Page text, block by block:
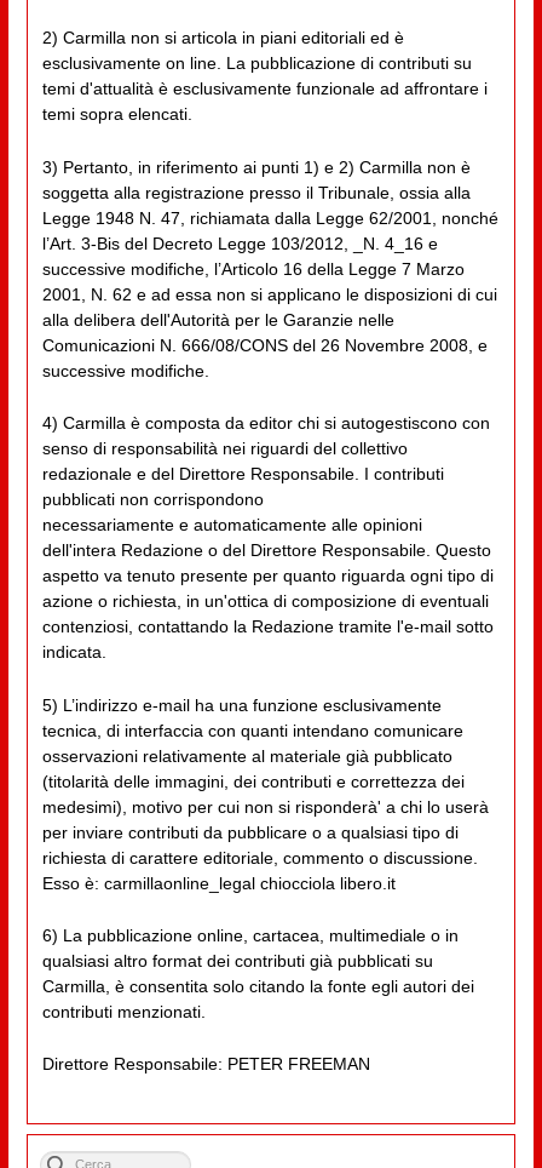
2) Carmilla non si articola in piani editoriali ed è
esclusivamente on line. La pubblicazione di contributi su
temi d'attualità è esclusivamente funzionale ad affrontare i
temi sopra elencati.
3) Pertanto, in riferimento ai punti 1) e 2) Carmilla non è
soggetta alla registrazione presso il Tribunale, ossia alla
Legge 1948 N. 47, richiamata dalla Legge 62/2001, nonché
l’Art. 3-Bis del Decreto Legge 103/2012, _N. 4_16 e
successive modifiche, l’Articolo 16 della Legge 7 Marzo
2001, N. 62 e ad essa non si applicano le disposizioni di cui
alla delibera dell'Autorità per le Garanzie nelle
Comunicazioni N. 666/08/CONS del 26 Novembre 2008, e
successive modifiche.
4) Carmilla è composta da editor chi si autogestiscono con
senso di responsabilità nei riguardi del collettivo
redazionale e del Direttore Responsabile. I contributi
pubblicati non corrispondono
necessariamente e automaticamente alle opinioni
dell'intera Redazione o del Direttore Responsabile. Questo
aspetto va tenuto presente per quanto riguarda ogni tipo di
azione o richiesta, in un'ottica di composizione di eventuali
contenziosi, contattando la Redazione tramite l'e-mail sotto
indicata.
5) L’indirizzo e-mail ha una funzione esclusivamente
tecnica, di interfaccia con quanti intendano comunicare
osservazioni relativamente al materiale già pubblicato
(titolarità delle immagini, dei contributi e correttezza dei
medesimi), motivo per cui non si risponderà' a chi lo userà
per inviare contributi da pubblicare o a qualsiasi tipo di
richiesta di carattere editoriale, commento o discussione.
Esso è: carmillaonline_legal chiocciola libero.it
6) La pubblicazione online, cartacea, multimediale o in
qualsiasi altro format dei contributi già pubblicati su
Carmilla, è consentita solo citando la fonte egli autori dei
contributi menzionati.
Direttore Responsabile: PETER FREEMAN